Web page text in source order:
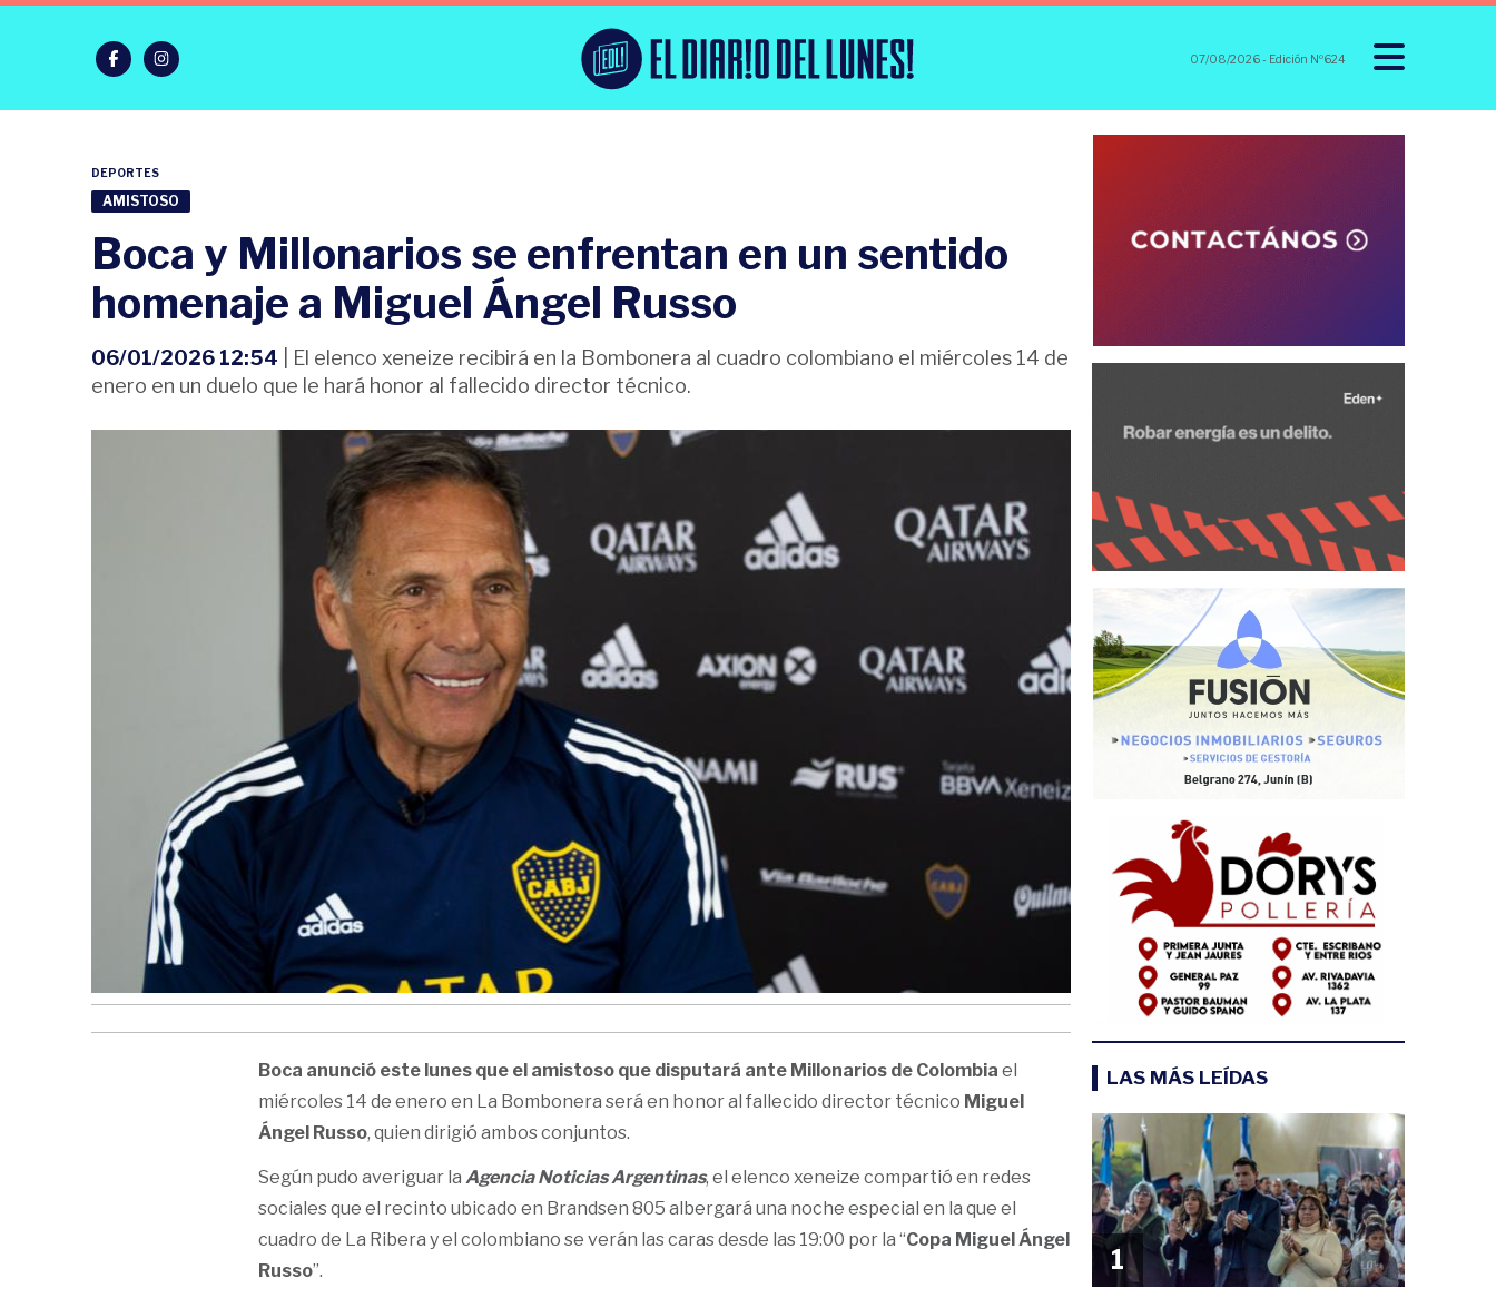
07/08/2026- Edición Nº624
DEPORTES
AMISTOSO
Boca y Millonarios se enfrentan en un sentido
homenaje a Miguel Ángel Russo
06/01/2026 12:54 | El elenco xeneize recibirá en la Bombonera al cuadro colombiano el miércoles 14 de
enero en un duelo que le hará honor al fallecido director técnico.
Boca anunció este lunes que el amistoso que disputará ante Millonarios de Colombia el
miércoles 14 de enero en La Bombonera será en honor al fallecido director técnico Miguel
Ángel Russo, quien dirigió ambos conjuntos.
Según pudo averiguar la Agencia Noticias Argentinas, el elenco xeneize compartió en redes
sociales que el recinto ubicado en Brandsen 805 albergará una noche especial en la que el
cuadro de La Ribera y el colombiano se verán las caras desde las 19:00 por la “Copa Miguel Ángel
Russo”.
LAS MÁS LEÍDAS
1